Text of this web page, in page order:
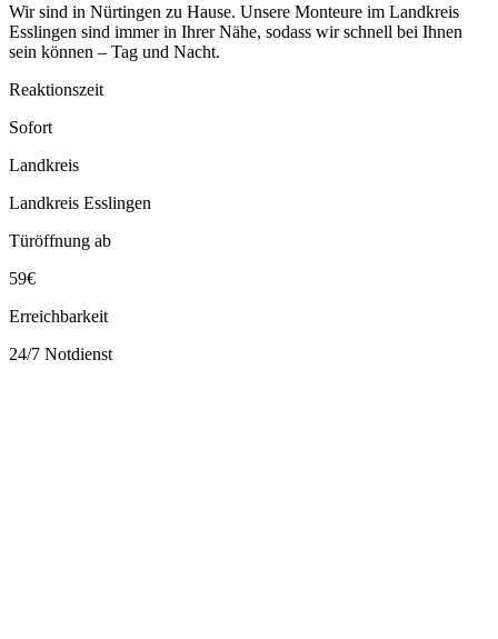
Wir sind in Nürtingen zu Hause. Unsere Monteure im Landkreis
Esslingen sind immer in Ihrer Nähe, sodass wir schnell bei Ihnen
sein können – Tag und Nacht.
Reaktionszeit
Sofort
Landkreis
Landkreis Esslingen
Türöffnung ab
59€
Erreichbarkeit
24/7 Notdienst